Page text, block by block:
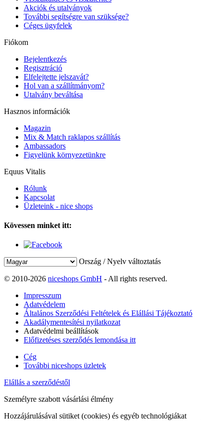
Akciók és utalványok
További segítségre van szüksége?
Céges ügyfelek
Fiókom
Bejelentkezés
Regisztráció
Elfelejtette jelszavát?
Hol van a szállítmányom?
Utalvány beváltása
Hasznos információk
Magazin
Mix & Match raklapos szállítás
Ambassadors
Figyelünk környezetünkre
Equus Vitalis
Rólunk
Kapcsolat
Üzleteink - nice shops
Kövessen minket itt:
Ország / Nyelv változtatás
© 2010-2026 niceshops GmbH - All rights reserved.
Impresszum
Adatvédelem
Általános Szerződési Feltételek és Elállási Tájékoztató
Akadálymentesítési nyilatkozat
Adatvédelmi beállítások
Előfizetéses szerződés lemondása itt
Cég
További niceshops üzletek
Elállás a szerződéstől
Személyre szabott vásárlási élmény
Hozzájárulásával sütiket (cookies) és egyéb technológiákat